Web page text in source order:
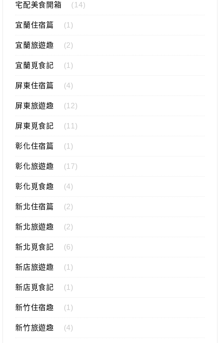
宅配美食開箱 (14)
宜蘭住宿篇 (1)
宜蘭旅遊趣 (2)
宜蘭覓食記 (1)
屏東住宿篇 (4)
屏東旅遊趣 (12)
屏東覓食記 (11)
彰化住宿篇 (1)
彰化旅遊趣 (17)
彰化覓食趣 (4)
新北住宿篇 (2)
新北旅遊趣 (2)
新北覓食記 (6)
新店旅遊趣 (1)
新店覓食記 (1)
新竹住宿趣 (1)
新竹旅遊趣 (4)